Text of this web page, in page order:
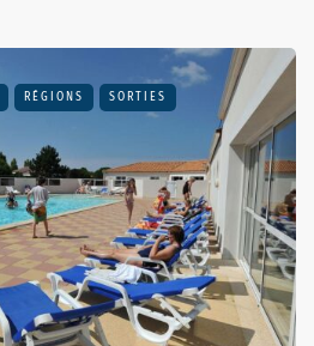
RÉGIONS SORTIES